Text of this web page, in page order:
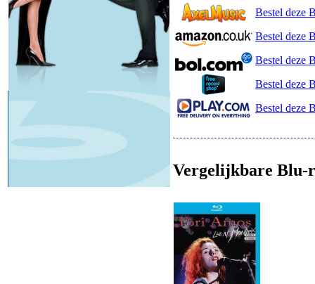
Bestel deze
Bestel deze
Bestel deze
Bestel deze
Bestel deze
Vergelijkbare Blu-